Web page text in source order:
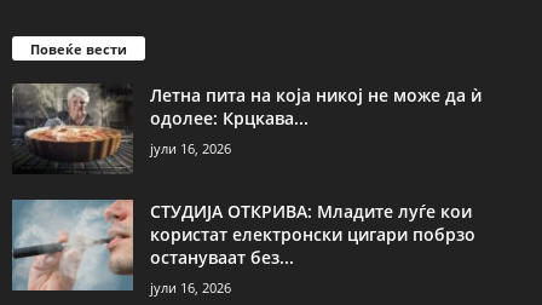
Повеќе вести
Летна пита на која никој не може да ѝ
одолее: Крцкава...
јули 16, 2026
СТУДИЈА ОТКРИВА: Младите луѓе кои
користат електронски цигари побрзо
остануваат без...
јули 16, 2026